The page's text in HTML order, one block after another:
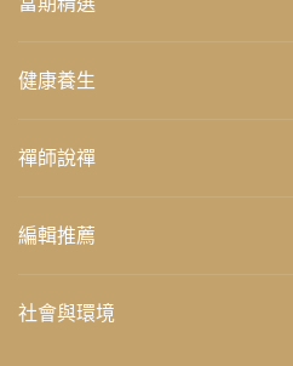
健康養生
禪師說禪
編輯推薦
社會與環境